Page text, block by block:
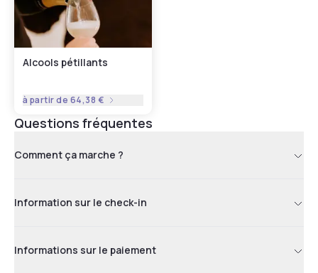
Alcools pétillants
à partir de 64,38 €
Questions fréquentes
Comment ça marche ?
Information sur le check-in
Informations sur le paiement